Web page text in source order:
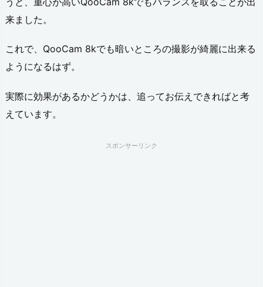
来ました。
これで、QooCam 8kでも暗いところの撮影が綺麗に出来る
ようになるはず。
実際に効果があるかどうかは、追ってお伝えできればと考
えています。
スポンサーリンク